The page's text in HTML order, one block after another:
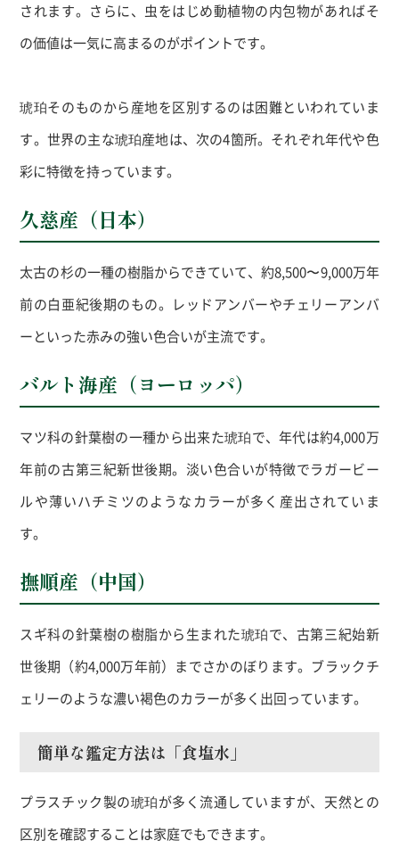
されます。さらに、虫をはじめ動植物の内包物があればそ
の価値は一気に高まるのがポイントです。
琥珀そのものから産地を区別するのは困難といわれていま
す。世界の主な琥珀産地は、次の4箇所。それぞれ年代や色
彩に特徴を持っています。
久慈産（日本）
太古の杉の一種の樹脂からできていて、約8,500〜9,000万年
前の白亜紀後期のもの。レッドアンバーやチェリーアンバ
ーといった赤みの強い色合いが主流です。
バルト海産（ヨーロッパ）
マツ科の針葉樹の一種から出来た琥珀で、年代は約4,000万
年前の古第三紀新世後期。淡い色合いが特徴でラガービー
ルや薄いハチミツのようなカラーが多く産出されていま
す。
撫順産（中国）
スギ科の針葉樹の樹脂から生まれた琥珀で、古第三紀始新
世後期（約4,000万年前）までさかのぼります。ブラックチ
ェリーのような濃い褐色のカラーが多く出回っています。
簡単な鑑定方法は「食塩水」
プラスチック製の琥珀が多く流通していますが、天然との
区別を確認することは家庭でもできます。